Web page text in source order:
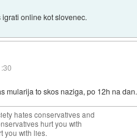
online kot slovenec.
mularija to skos naziga, po 12h na dan.
hates conservatives and
hurt you with
you with lies.